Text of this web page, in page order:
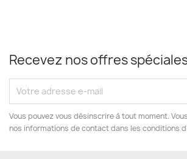
Recevez nos offres
Vous pouvez vous désinscrire à tout moment.
nos informations de contact dans les conditions